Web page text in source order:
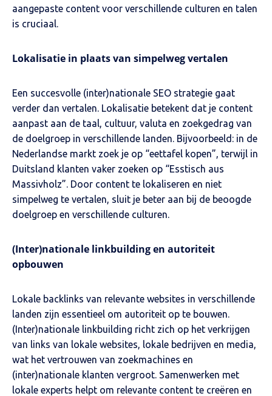
aangepaste content voor verschillende culturen en talen
is cruciaal.
Lokalisatie in plaats van simpelweg vertalen
Een succesvolle (inter)nationale SEO strategie gaat
verder dan vertalen. Lokalisatie betekent dat je content
aanpast aan de taal, cultuur, valuta en zoekgedrag van
de doelgroep in verschillende landen. Bijvoorbeeld: in de
Nederlandse markt zoek je op “eettafel kopen”, terwijl in
Duitsland klanten vaker zoeken op “Esstisch aus
Massivholz”. Door content te lokaliseren en niet
simpelweg te vertalen, sluit je beter aan bij de beoogde
doelgroep en verschillende culturen.
(Inter)nationale linkbuilding en autoriteit
opbouwen
Lokale backlinks van relevante websites in verschillende
landen zijn essentieel om autoriteit op te bouwen.
(Inter)nationale linkbuilding richt zich op het verkrijgen
van links van lokale websites, lokale bedrijven en media,
wat het vertrouwen van zoekmachines en
(inter)nationale klanten vergroot. Samenwerken met
lokale experts helpt om relevante content te creëren en